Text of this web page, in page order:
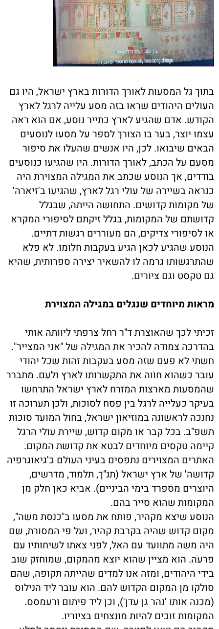
בתוך גל המסעות לאורך הדורות בארץ ישראל, היו גם
העולים היהודים שראו בזה מסע עלייה לרגל לארץ
הקודש. אדם שהגיע לארץ כתייר נוסע, אם הוא ראה
עצמו יוצר, בער בו הצורך לספר על מסעו לנוסעים
הבאים שיבואו. לכן, היו אנשים שהעלו את סיפור
מסעם על הכתב, לאורך הדורות. היו שהגיעו כנוסעים
בודדים, אך הנוסע שכתב את המגילה המצוירת היה
כנראה בשיירה של עולי רגל לארץ, שהגיעו ב'זיארה'
של מקומות קדושים. התחושה הייתה, שבגלל
קדושתם של המקומות, בגלל זיקתם לסיפורי המקרא
או לסיפורי צדיקים, הם מעוררים רגשות דתיים.
הנוסע שהגיע לכאן הגיע בעקבות חלומו. לא פלא
שהתרגשותו גרמה לו להשאיר יצירה ספרותית, שהיא
גם טקסט וגם ציורים.
מראות מיוחדים שנגלים במגילה המצוירת
זכיתי לכך שהאוצרת ד"ר רחל צרפתי ליוותה אותי
בהדרכה צמודה להכיר את המגילה של "אני המצייר".
חשתי לא פעם שזה מסע בעקבות זהות שכל יהודי
עובר כשהוא חוֹוה את התקשרותו לארץ ולעם. מתברר
שהמסעות מארצות המזרח לארץ ישראל התרחשו
בעיקר כעלייה לרגל בין פסח לסוכות, ולכן תערוכה זו
נחנכה לראשונה במוזיאון ישראל, בחול המועד סוכות
תשפ"ב. בכל קבר או מקום קדוש, שיירת עולי הרגל
קיימה טקסים מיוחדים לבטא את קדושת המקום.
האתרים המצוירים נתפסים בעיני העולם כ'גיאוגרפיה
קדושה' של ארץ ישראל (תנ"ך, תלמוד, מדרשים,
היוצרים מספרד בימי הביניים). אביא כאן חלק מן
המקומות שהוא סייר בהם.
הנוסע שיצא מקהיר, פותח את מסעו ב"כנסת משה",
מקום קדוש שהיה בקרבת קהיר, ועל פי המסורת, שם
היה משה מתוועד עם האל, לפני צאתו לשיחותיו עם
פרעֹה. הוא מציין שהוא יוצא מהמקום, שמוחזק שוב
בידי היהודים, ומזה אנו למדים שהייתה תקופה, שהם
סולקו מן המקום הקדוש להם. הוא עובר ליַד הנילוס
(מכנה אותו 'נהר גן עדן'), וכן ליד פיתום ורעמסס.
המקומות זוכים להיות מונצחים בציוריו.